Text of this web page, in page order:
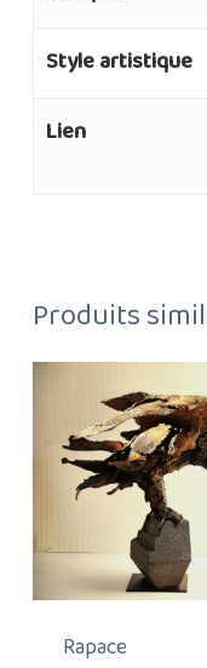
Style artistique
Lien
Produits
Rapace